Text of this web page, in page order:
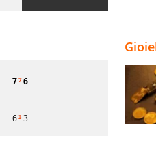
776
633